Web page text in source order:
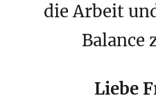
die Arbeit
Balance
Liebe